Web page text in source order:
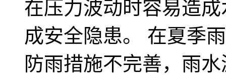
在压力波动时容易造
成安全隐患。 在夏季
防雨措施不完善，雨